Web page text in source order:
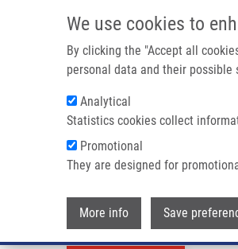
We use cookies to
By clicking the "Accept all
personal data and their
Analytical
Statistics cookies collect
Promotional
They are designed for
More info Save
Drobečková
Domů Horáková Kateřina
Horáková Kateřina